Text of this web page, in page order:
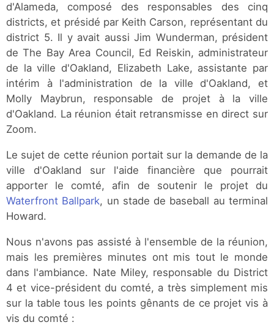
d'Alameda, composé des responsables des cinq
districts, et présidé par Keith Carson, représentant du
district 5. Il y avait aussi Jim Wunderman, président
de The Bay Area Council, Ed Reiskin, administrateur
de la ville d'Oakland, Elizabeth Lake, assistante par
intérim à l'administration de la ville d'Oakland, et
Molly Maybrun, responsable de projet à la ville
d'Oakland. La réunion était retransmisse en direct sur
Zoom.
Le sujet de cette réunion portait sur la demande de la
ville d'Oakland sur l'aide financière que pourrait
apporter le comté, afin de soutenir le projet du
Waterfront Ballpark, un stade de baseball au terminal
Howard.
Nous n'avons pas assisté à l'ensemble de la réunion,
mais les premières minutes ont mis tout le monde
dans l'ambiance. Nate Miley, responsable du District
4 et vice-président du comté, a très simplement mis
sur la table tous les points gênants de ce projet vis à
vis du comté :